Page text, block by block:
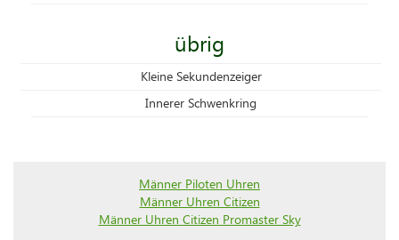
übrig
Kleine Sekundenzeiger
Innerer Schwenkring
Männer Piloten Uhren
Männer Uhren Citizen
Männer Uhren Citizen Promaster Sky